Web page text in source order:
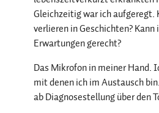
Gleichzeitig war ich aufgeregt.
verlieren in Geschichten?
Erwartungen gerecht?
Das Mikrofon in meiner Hand.
mit denen ich im Austausch
ab Diagnosestellung über den